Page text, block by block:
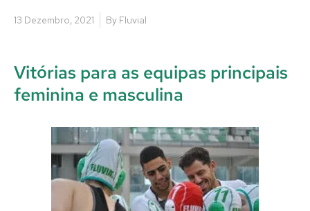
13 Dezembro, 2021 By Fluvial
Vitórias para as equipas principais
feminina e masculina